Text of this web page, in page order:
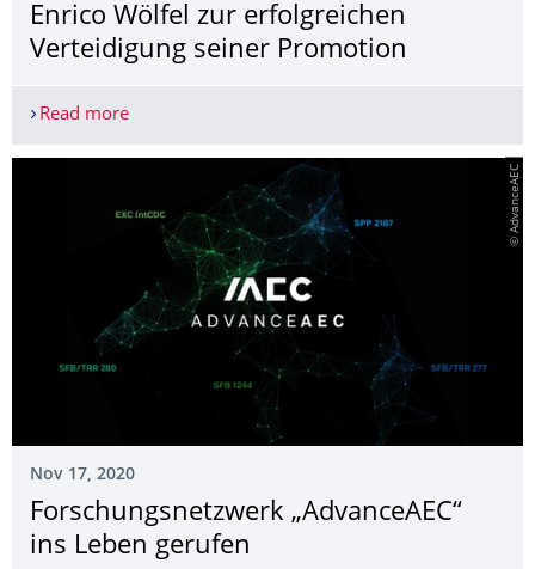
Enrico Wölfel zur erfolgreichen
Verteidigung seiner Promotion
Read moreHerzlichen Glückwunsch an Herrn Enrico
© AdvanceAEC
Nov 17, 2020
Forschungsnetzwerk „AdvanceAEC“
ins Leben gerufen